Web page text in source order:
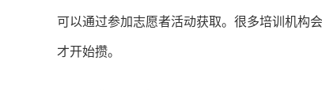
可以通过参加志愿者活动获取。很多培训机构
才开始攒。